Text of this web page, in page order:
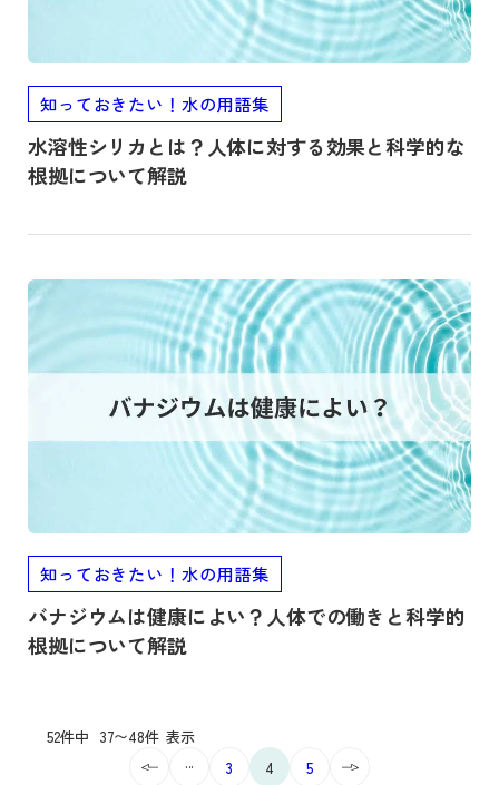
知っておきたい！水の用語集
水溶性シリカとは？人体に対する効果と科学的な
根拠について解説
知っておきたい！水の用語集
バナジウムは健康によい？人体での働きと科学的
根拠について解説
記事を読む
52件中 37〜48件 表示
...
3 4 5